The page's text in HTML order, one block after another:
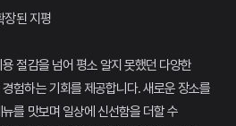
장된 지평
절감을 넘어 평소 알지 못했던 다양한
험하는 기회를 제공합니다. 새로운 장소를
를 맛보며 일상에 신선함을 더할 수